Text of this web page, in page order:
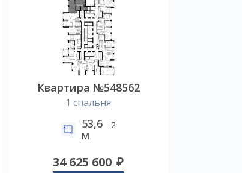
Квартира №548562
1 спальня
53,6
м
2
34 625 600